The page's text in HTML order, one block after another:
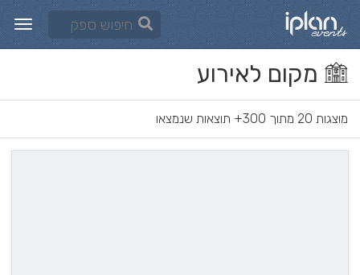
מקום לאירוע
מוצגות 20 מתוך 300+ תוצאות שנמצאו